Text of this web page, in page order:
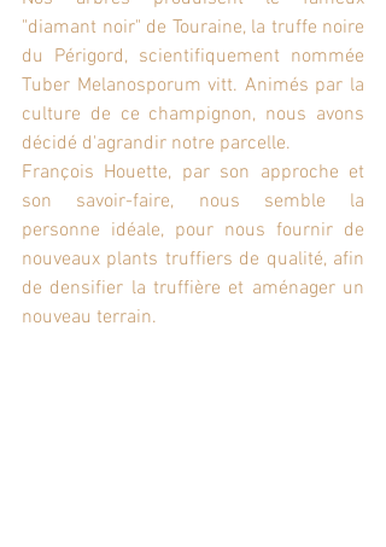
"diamant noir" de Touraine, la truffe noire
du Périgord, scientifiquement nommée
Tuber Melanosporum vitt. Animés par la
culture de ce champignon, nous avons
décidé d'agrandir notre parcelle.
François Houette, par son approche et
son savoir-faire, nous semble la
personne idéale, pour nous fournir de
nouveaux plants truffiers de qualité, afin
de densifier la truffière et aménager un
nouveau terrain.